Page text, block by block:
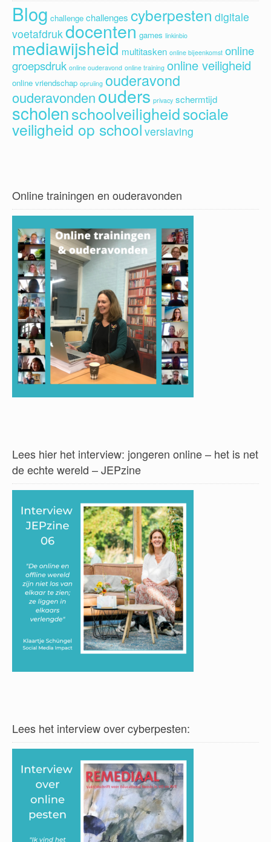
Blog challenge challenges cyberpesten digitale
voetafdrukdocenten games linkinbio
mediawijsheid multitasken online bijeenkomst online
groepsdruk online ouderavond online training online veiligheid
online vriendschap opruiing ouderavond
ouderavondenouders privacy schermtijd
scholenschoolveiligheidsociale
veiligheid op school verslaving
Online trainingen en ouderavonden
Lees hier het interview: jongeren online – het is net
de echte wereld – JEPzine
Lees het interview over cyberpesten: